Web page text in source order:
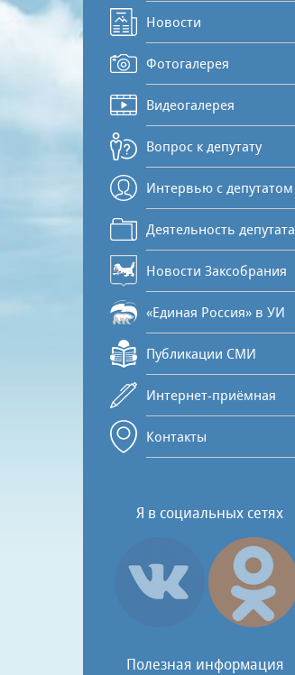
Новости
Фотогалерея
Видеогалерея
Вопрос к депутату
Интервью с депутатом
Деятельность депутата
Новости Заксобрания
«Единая Россия» в УИ
Публикации СМИ
Интернет-приёмная
Контакты
Я в социальных сетях
Полезная информация